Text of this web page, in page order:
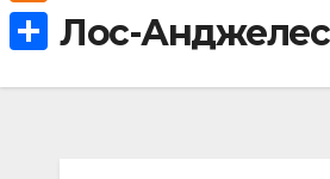
Лос-Анджелес
A g
i
b
e
O